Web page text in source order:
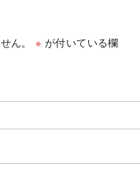
ん。 ※ が付いている欄